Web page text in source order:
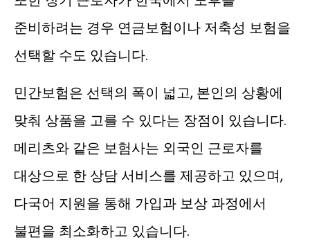
준비하려는 경우 연금보험이나 저축성 보험을
선택할 수도 있습니다.
민간보험은 선택의 폭이 넓고, 본인의 상황에
맞춰 상품을 고를 수 있다는 장점이 있습니다.
메리츠와 같은 보험사는 외국인 근로자를
대상으로 한 상담 서비스를 제공하고 있으며,
다국어 지원을 통해 가입과 보상 과정에서
불편을 최소화하고 있습니다.